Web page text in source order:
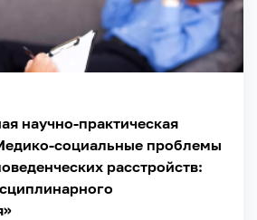
научно-практическая
социальные проблемы
расстройств: